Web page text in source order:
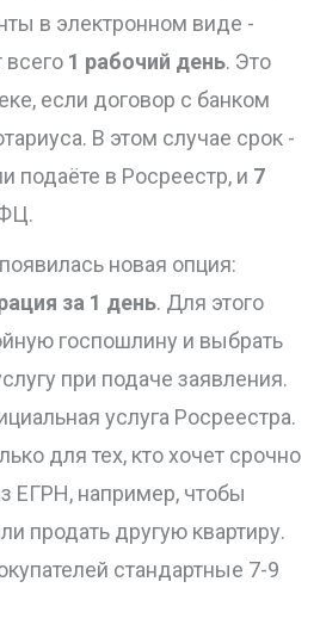
в электронном виде -
всего 1 рабочий день. Это
если договор с банком
В этом случае срок -
подаёте в Росреестр, и 7
новая опция:
за 1 день. Для этого
госпошлину и выбрать
при подаче заявления.
услуга Росреестра.
для тех, кто хочет срочно
ЕГРН, например, чтобы
продать другую квартиру.
стандартные 7-9